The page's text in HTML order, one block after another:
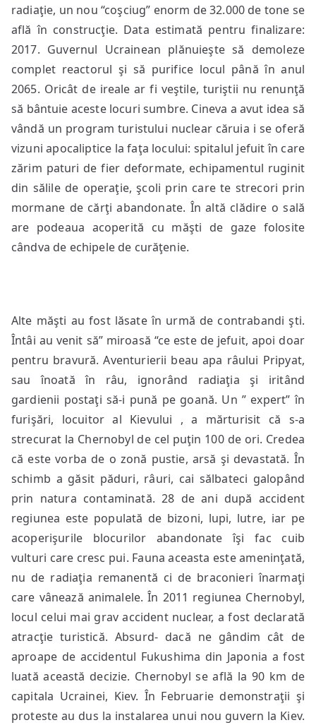
radiaţie, un nou “coşciug” enorm de 32.000 de tone se
află în construcţie. Data estimată pentru finalizare:
2017. Guvernul Ucrainean plănuieşte să demoleze
complet reactorul şi să purifice locul până în anul
2065. Oricât de ireale ar fi veştile, turiştii nu renunţă
să bântuie aceste locuri sumbre. Cineva a avut idea să
vândă un program turistului nuclear căruia i se oferă
vizuni apocaliptice la faţa locului: spitalul jefuit în care
zărim paturi de fier deformate, echipamentul ruginit
din sălile de operaţie, şcoli prin care te strecori prin
mormane de cărţi abandonate. În altă clădire o sală
are podeaua acoperită cu măşti de gaze folosite
cândva de echipele de curăţenie.
Alte măşti au fost lăsate în urmă de contrabandi şti.
Întâi au venit să” miroasă “ce este de jefuit, apoi doar
pentru bravură. Aventurierii beau apa râului Pripyat,
sau înoată în râu, ignorând radiaţia şi iritând
gardienii postaţi să-i pună pe goană. Un ” expert” în
furişări, locuitor al Kievului , a mărturisit că s-a
strecurat la Chernobyl de cel puţin 100 de ori. Credea
că este vorba de o zonă pustie, arsă şi devastată. În
schimb a găsit păduri, râuri, cai sălbateci galopând
prin natura contaminată. 28 de ani după accident
regiunea este populată de bizoni, lupi, lutre, iar pe
acoperişurile blocurilor abandonate îşi fac cuib
vulturi care cresc pui. Fauna aceasta este ameninţată,
nu de radiaţia remanentă ci de braconieri înarmaţi
care vânează animalele. În 2011 regiunea Chernobyl,
locul celui mai grav accident nuclear, a fost declarată
atracţie turistică. Absurd- dacă ne gândim cât de
aproape de accidentul Fukushima din Japonia a fost
luată această decizie. Chernobyl se află la 90 km de
capitala Ucrainei, Kiev. În Februarie demonstraţii şi
proteste au dus la instalarea unui nou guvern la Kiev.